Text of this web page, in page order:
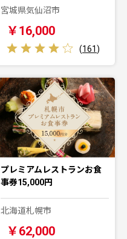
宮城県気仙沼市
￥16,000
(161)
プレミアムレストランお食
事券15,000円
北海道札幌市
￥62,000